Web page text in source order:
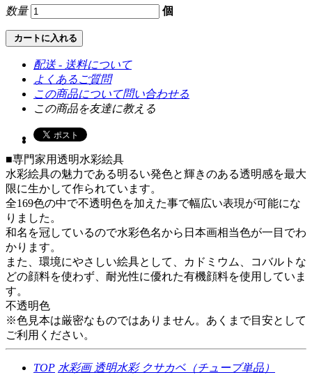
数量 個
カートに入れる
配送 - 送料について
よくあるご質問
この商品について問い合わせる
この商品を友達に教える
■専門家用透明水彩絵具
水彩絵具の魅力である明るい発色と輝きのある透明感を最大
限に生かして作られています。
全169色の中で不透明色を加えた事で幅広い表現が可能にな
りました。
和名を冠しているので水彩色名から日本画相当色が一目でわ
かります。
また、環境にやさしい絵具として、カドミウム、コバルトな
どの顔料を使わず、耐光性に優れた有機顔料を使用していま
す。
不透明色
※色見本は厳密なものではありません。あくまで目安として
ご利用ください。
TOP 水彩画透明水彩 クサカベ（チューブ単品）